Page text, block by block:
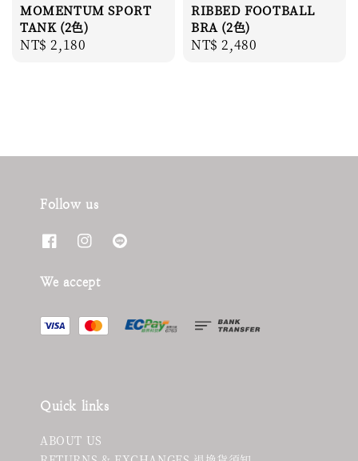
MOMENTUM SPORT
TANK (2色)
Regular
NT$ 2,180
RIBBED FOOTBALL
BRA (2色)
Regular
NT$ 2,480
Follow us
We accept
Quick links
ABOUT US